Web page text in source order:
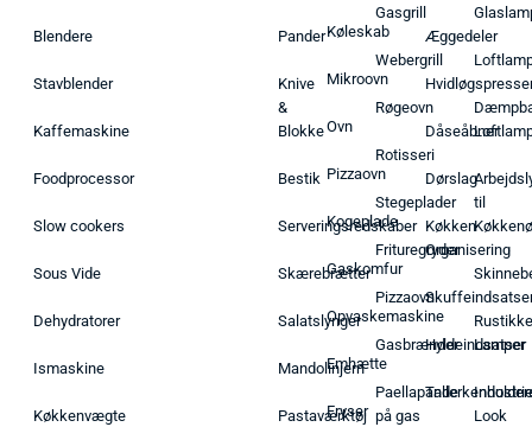
Blendere
Stavblender
Kaffemaskine
Foodprocessor
Slow cookers
Sous Vide
Dehydratorer
Ismaskine
Køkkenvægte
Pander
Knive
&
Blokke
Bestik
Serveringsredskaber
Skærebrætter
Salatslynger
Mandolinjern
Pastaværktøj
Køleskab
Mikroovn
Ovn
Pizzaovn
Kogeplade
Gaskomfur
Opvaskemaskine
Emhætte
Fryser
Gasgrill
Webergrill
Røgeovn
Rotisseri
Stegeplader
Frituregryder
Pizzaovn
Gasbrænder
Paellapande
på gas
Æggedeler
Dåseåbner
Dørslag
Køkken
Organisering
Hyldeindsatser
til
Rustikke
Lamper
Look